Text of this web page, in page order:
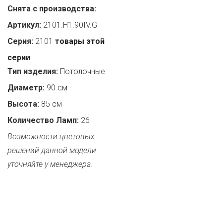
Снята с производства:
Артикул: 2101.H1.90IV.G
Серия: 2101 товары этой
серии
Тип изделия: Потолочные
Диаметр: 90 см
Высота: 85 см
Количество Ламп: 26
Возможности цветовых
решений данной модели
уточняйте у менеджера.